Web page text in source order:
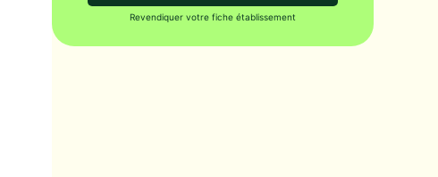
Revendiquer votre fiche établissement